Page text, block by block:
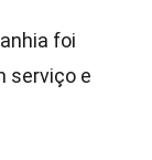
foi
serviço e